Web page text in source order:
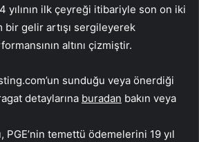
yılının ilk çeyreği itibariyle son on iki
bir gelir artışı sergileyerek
altını çizmiştir.
sunduğu veya önerdiği
detaylarına buradan bakın veya
PGE’nin temettü ödemelerini 19 yıl